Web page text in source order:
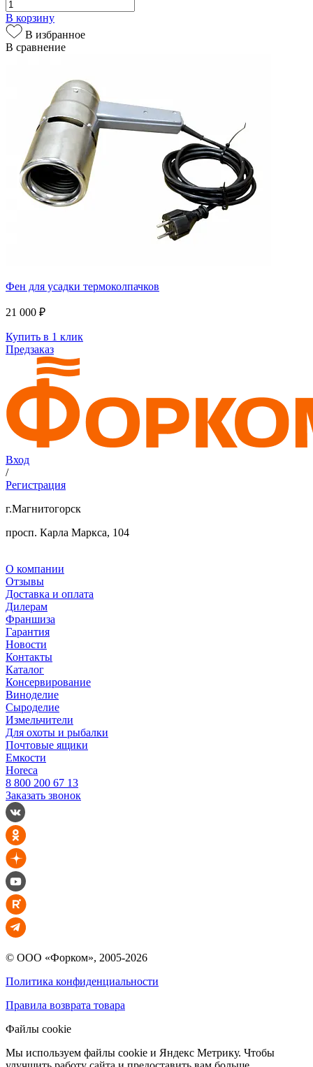
В корзину
В избранное
В сравнение
Фен для усадки термоколпачков
21 000 ₽
Купить в 1 клик
Предзаказ
Вход
/
Регистрация
г.Магнитогорск
просп. Карла Маркса, 104
О компании
Отзывы
Доставка и оплата
Дилерам
Франшиза
Гарантия
Новости
Контакты
Каталог
Консервирование
Виноделие
Сыроделие
Измельчители
Для охоты и рыбалки
Почтовые ящики
Емкости
Horeca
8 800 200 67 13
Заказать звонок
© ООО «Форком», 2005-2026
Политика конфиденциальности
Правила возврата товара
Файлы cookie
Мы используем файлы cookie и Яндекс Метрику. Чтобы